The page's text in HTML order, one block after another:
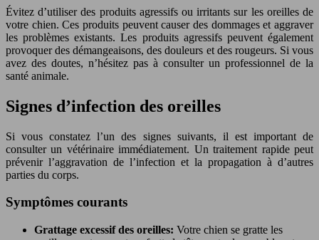
Évitez d’utiliser des produits agressifs ou irritants sur les oreilles de
votre chien. Ces produits peuvent causer des dommages et aggraver
les problèmes existants. Les produits agressifs peuvent également
provoquer des démangeaisons, des douleurs et des rougeurs. Si vous
avez des doutes, n’hésitez pas à consulter un professionnel de la
santé animale.
Signes d’infection des oreilles
Si vous constatez l’un des signes suivants, il est important de
consulter un vétérinaire immédiatement. Un traitement rapide peut
prévenir l’aggravation de l’infection et la propagation à d’autres
parties du corps.
Symptômes courants
Grattage excessif des oreilles: Votre chien se gratte les